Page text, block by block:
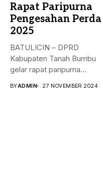
Rapat Paripurna
Pengesahan Perda
2025
BATULICIN – DPRD
Kabupaten Tanah Bumbu
gelar rapat paripurna
BYADMIN 27 NOVEMBER 2024